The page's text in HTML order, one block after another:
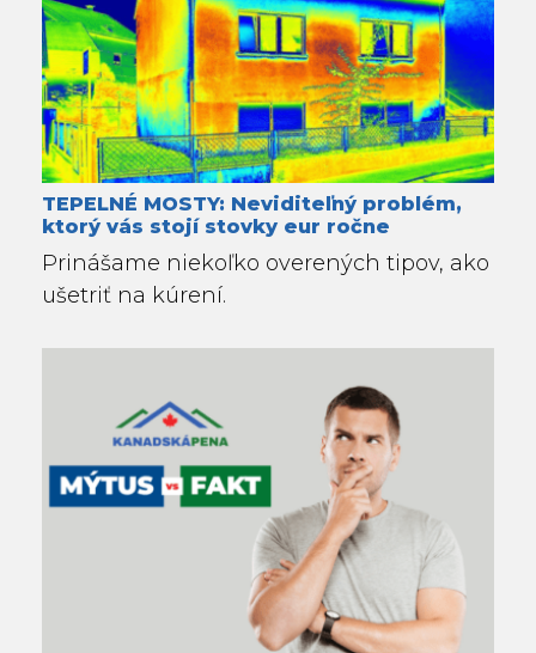
TEPELNÉ MOSTY: Neviditeľný problém,
ktorý vás stojí stovky eur ročne
Prinášame niekoľko overených tipov, ako
ušetriť na kúrení.